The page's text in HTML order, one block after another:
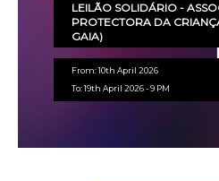
LEILÃO SOLIDÁRIO -
PROTECTORA DA
GAIA)
From: 10th April 2026
To: 19th April 2026 - 9 PM